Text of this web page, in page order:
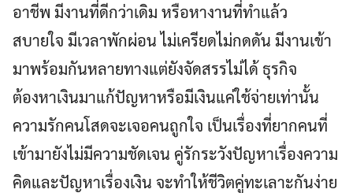
อาชีพ มีงานที่ดีกว่าเดิม หรือหางานที่ทำแล้ว
สบายใจ มีเวลาพักผ่อน ไม่เครียดไม่กดดัน มีงานเข้า
มาพร้อมกันหลายทางแต่ยังจัดสรรไม่ได้ ธุรกิจ
ต้องหาเงินมาแก้ปัญหาหรือมีเงินแค่ใช้จ่ายเท่านั้น
ความรักคนโสดจะเจอคนถูกใจ เป็นเรื่องที่ยากคนที่
เข้ามายังไม่มีความชัดเจน คู่รักระวังปัญหาเรื่องความ
คิดและปัญหาเรื่องเงิน จะทำให้ชีวิตคู่ทะเลาะกันง่าย